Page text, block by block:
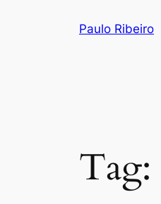
Paulo Ribeiro
Tag: